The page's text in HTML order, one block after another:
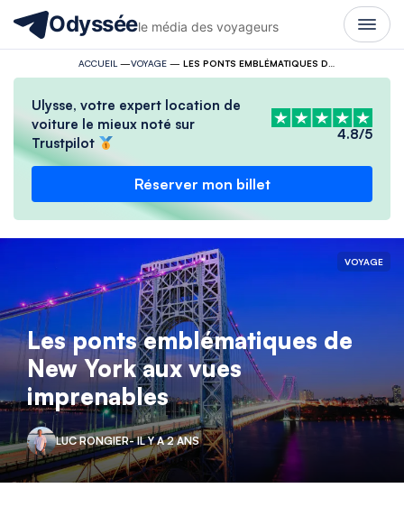
Odysséele média des voyageurs
ACCUEIL —VOYAGE—
Ulysse, votre expert location de
voiture le mieux noté sur
Trustpilot
4.8/5
Réserver mon billet
VOYAGE
Les ponts emblématiques de
New York aux vues
imprenables
LUC RONGIER- IL Y A 2 ANS